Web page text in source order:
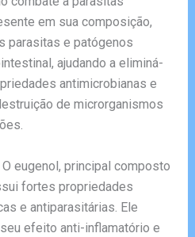
em sua composição,
parasitas e patógenos
ajudando a eliminá-
antimicrobianas e
de microrganismos
eugenol, principal composto
fortes propriedades
e antiparasitárias. Ele
efeito anti-inflamatório e